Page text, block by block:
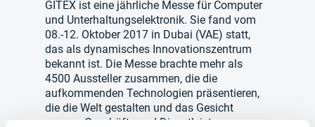
GITEX ist eine jährliche Messe für Computer
und Unterhaltungselektronik. Sie fand vom
08.-12. Oktober 2017 in Dubai (VAE) statt,
das als dynamisches Innovationszentrum
bekannt ist. Die Messe brachte mehr als
4500 Aussteller zusammen, die die
aufkommenden Technologien präsentieren,
die die Welt gestalten und das Gesicht
unserer Geschäfte und Dienstleistungen